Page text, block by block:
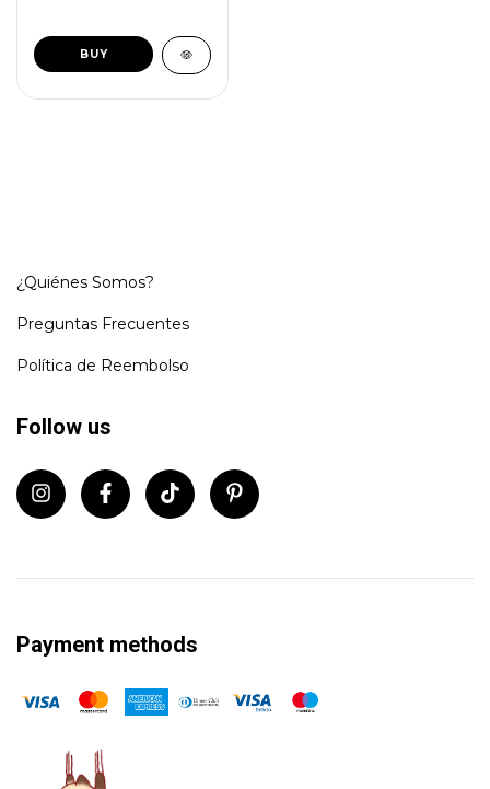
¿Quiénes Somos?
Preguntas Frecuentes
Política de Reembolso
Follow us
Payment methods